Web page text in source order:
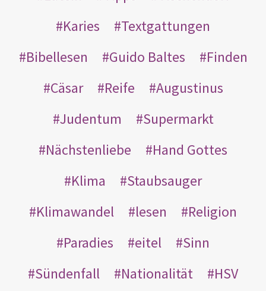
Karies
Textgattungen
Bibellesen
Guido Baltes
Finden
Cäsar
Reife
Augustinus
Judentum
Supermarkt
Nächstenliebe
Hand Gottes
Klima
Staubsauger
Klimawandel
lesen
Religion
Paradies
eitel
Sinn
Sündenfall
Nationalität
HSV